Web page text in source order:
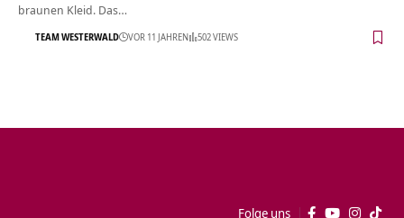
braunen Kleid. Das…
TEAM WESTERWALD VOR 11 JAHREN 502 VIEWS
Folge uns